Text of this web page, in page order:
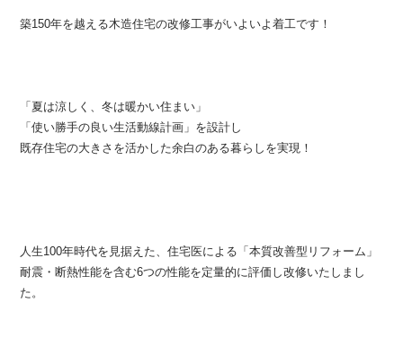
築150年を越える木造住宅の改修工事がいよいよ着工です！
「夏は涼しく、冬は暖かい住まい」
「使い勝手の良い生活動線計画」を設計し
既存住宅の大きさを活かした余白のある暮らしを実現！
人生100年時代を見据えた、住宅医による「本質改善型リフォーム」
耐震・断熱性能を含む6つの性能を定量的に評価し改修いたしまし
た。